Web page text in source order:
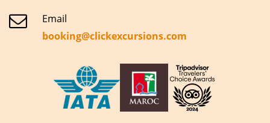
Email
booking@clickexcursions.com